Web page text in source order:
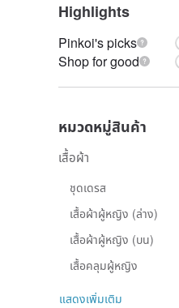
Highlights
Pinkoi's picks
Shop for good
หมวดหมู่สินค้า
เสื้อผ้า
ชุดเดรส
เสื้อผ้าผู้หญิง (ล่าง)
เสื้อผ้าผู้หญิง (บน)
เสื้อคลุมผู้หญิง
แสดงเพิ่มเติม